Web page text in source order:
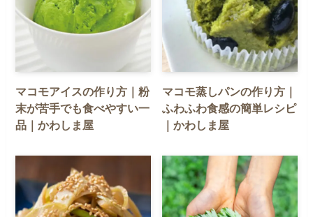
マコモアイスの作り方｜粉
末が苦手でも食べやすい一
品｜かわしま屋
マコモ蒸しパンの作り方｜
ふわふわ食感の簡単レシピ
｜かわしま屋